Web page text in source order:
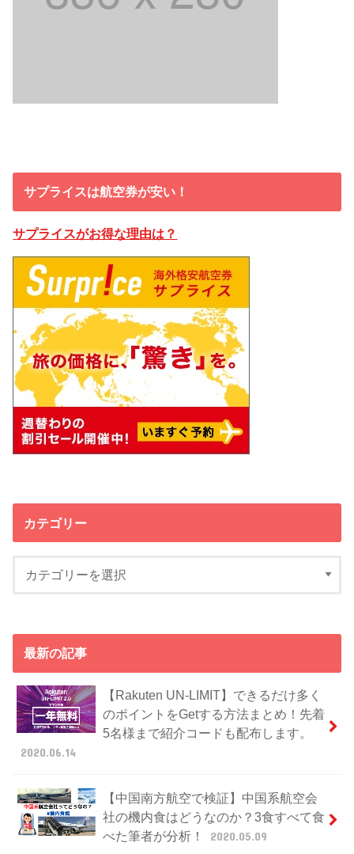
サプライスは航空券が安い！
サプライスがお得な理由は？
カテゴリー
最新の記事
【Rakuten UN-LIMIT】できるだけ多く
のポイントをGetする方法まとめ！先着
5名様まで紹介コードも配布します。
2020.06.14
【中国南方航空で検証】中国系航空会
社の機内食はどうなのか？3食すべて食
べた筆者が分析！
2020.05.09